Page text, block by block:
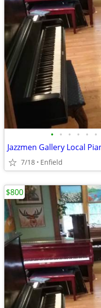
• • • • • •
Jazzmen Gallery Local
7/18 Enfield
$800